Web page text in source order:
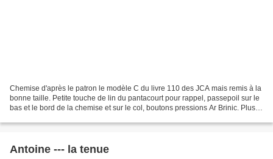
Chemise d'après le patron le modèle C du livre 110 des JCA mais remis à la
bonne taille. Petite touche de lin du pantacourt pour rappel, passepoil sur le
bas et le bord de la chemise et sur le col, boutons pressions Ar Brinic. Plus
Antoine --- la tenue